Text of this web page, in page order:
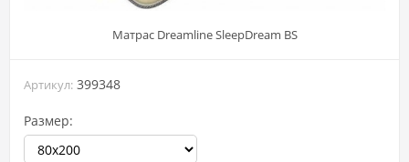
Матрас Dreamline SleepDream BS
Артикул: 399348
Размер: